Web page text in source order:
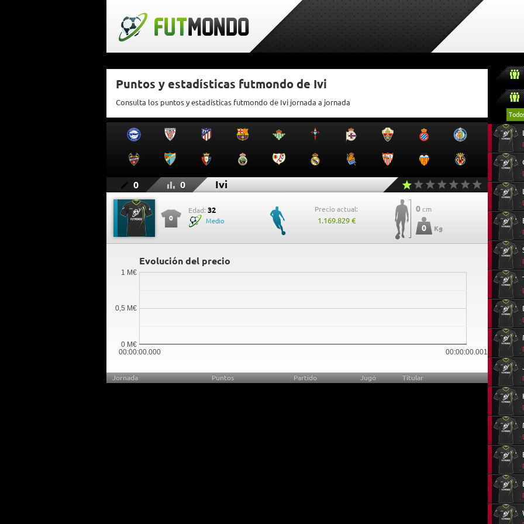
Puntos y estadísticas futmondo de Ivi
Consulta los puntos y estadísticas futmondo de Ivi jornada a jornada
0 0 Ivi
0
Edad: 32
Medio
Precio actual:
1.169.829 €
0 cm
0 Kg
Evolución del precio
00:00:00.000 00:00:00.001
0 M€
0,5 M€
1 M€
Jornada Puntos Partido Jugó Titular